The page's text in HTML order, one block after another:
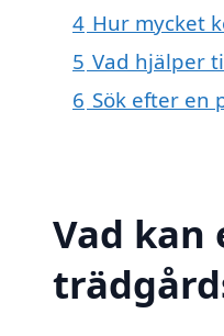
4 Hur mycket
5 Vad hjälper
6 Sök efter en
Vad kan